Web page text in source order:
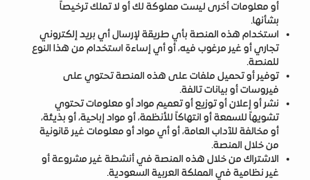
أو معلومات أخرى ليست مملوكة لك أو لا تملك ترخيصاً
بشأنها.
استخدام هذه المنصة بأي طريقة لإرسال أي بريد إلكتروني
تجاري أو غير مرغوب فيه، أو أي إساءة استخدام من هذا النوع
للمنصة.
توفير أو تحميل ملفات على هذه المنصة تحتوي على
فيروسات أو بيانات تالفة.
نشر أو إعلان أو توزيع أو تعميم مواد أو معلومات تحتوي
تشويهاً للسمعة أو انتهاكاً للأنظمة، أو مواد إباحية، أو بذيئة،
أو مخالفة للآداب العامة، أو أي مواد أو معلومات غير قانونية
من خلال المنصة.
الاشتراك من خلال هذه المنصة في أنشطة غير مشروعة أو
غير نظامية في المملكة العربية السعودية.